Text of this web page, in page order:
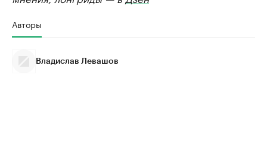
Авторы
Владислав Левашов